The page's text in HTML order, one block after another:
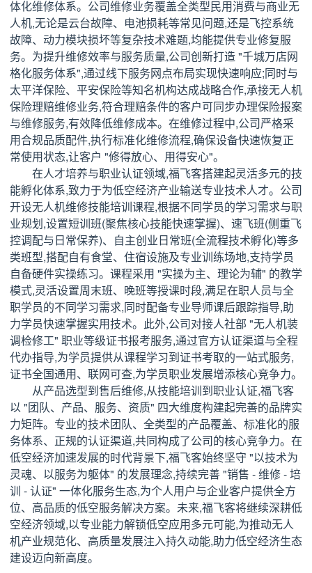
体化维修体系。公司维修业务覆盖全类型民用消费与商业无
人机,无论是云台故障、电池损耗等常见问题,还是飞控系统
故障、动力模块损坏等复杂技术难题,均能提供专业修复服
务。为提升维修效率与服务质量,公司创新打造 "千城万店网
格化服务体系",通过线下服务网点布局实现快速响应;同时与
太平洋保险、平安保险等知名机构达成战略合作,承接无人机
保险理赔维修业务,符合理赔条件的客户可同步办理保险报案
与维修服务,有效降低维修成本。在维修过程中,公司严格采
用合规品质配件,执行标准化维修流程,确保设备快速恢复正
常使用状态,让客户 "修得放心、用得安心"。
在人才培养与职业认证领域,福飞客搭建起灵活多元的技
能孵化体系,致力于为低空经济产业输送专业技术人才。公司
开设无人机维修技能培训课程,根据不同学员的学习需求与职
业规划,设置短训班(聚焦核心技能快速掌握)、速飞班(侧重飞
控调配与日常保养)、自主创业日常班(全流程技术孵化)等多
类班型,搭配自有食堂、住宿设施及专业训练场地,支持学员
自备硬件实操练习。课程采用 "实操为主、理论为辅" 的教学
模式,灵活设置周末班、晚班等授课时段,满足在职人员与全
职学员的不同学习需求,同时配备专业导师课后跟踪指导,助
力学员快速掌握实用技术。此外,公司对接人社部 "无人机装
调检修工" 职业等级证书报考服务,通过官方认证渠道与全程
代办指导,为学员提供从课程学习到证书考取的一站式服务,
证书全国通用、联网可查,为学员职业发展增添核心竞争力。
从产品选型到售后维修,从技能培训到职业认证,福飞客
以 "团队、产品、服务、资质" 四大维度构建起完善的品牌实
力矩阵。专业的技术团队、全类型的产品覆盖、标准化的服
务体系、正规的认证渠道,共同构成了公司的核心竞争力。在
低空经济加速发展的时代背景下,福飞客始终坚守 "以技术为
灵魂、以服务为躯体" 的发展理念,持续完善 "销售 - 维修 - 培
训 - 认证" 一体化服务生态,为个人用户与企业客户提供全方
位、高品质的低空服务解决方案。未来,福飞客将继续深耕低
空经济领域,以专业能力解锁低空应用多元可能,为推动无人
机产业规范化、高质量发展注入持久动能,助力低空经济生态
建设迈向新高度。